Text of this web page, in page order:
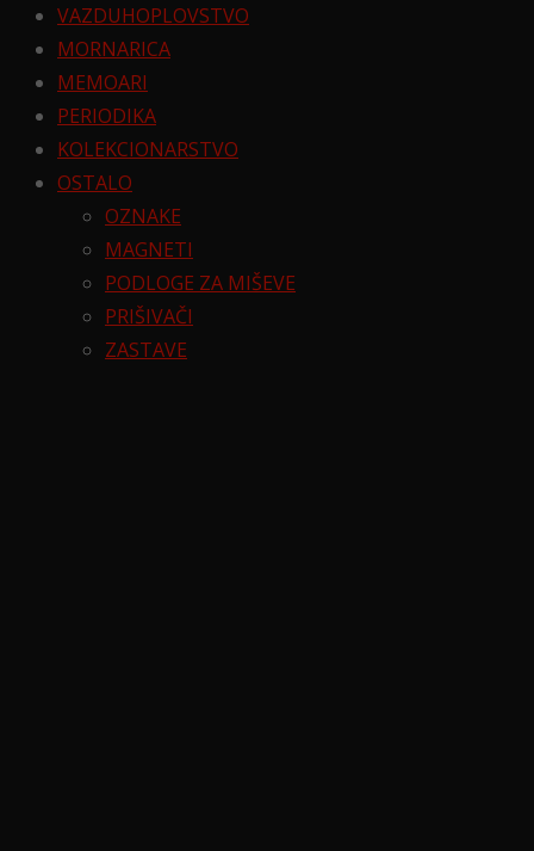
VAZDUHOPLOVSTVO
MORNARICA
MEMOARI
PERIODIKA
KOLEKCIONARSTVO
OSTALO
OZNAKE
MAGNETI
PODLOGE ZA MIŠEVE
PRIŠIVAČI
ZASTAVE